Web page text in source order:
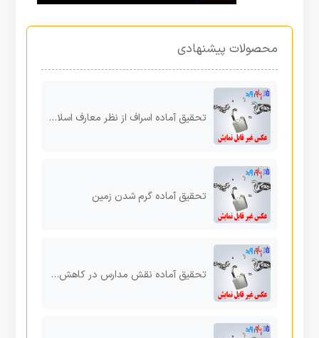
محصولات پیشنهادی
تحقیق آماده اسراف از نظر معارف اسلامی
تحقیق آماده گرم شدن زمین
تحقیق آماده نقش مدارس در کاهش ناهنجاریها و جرایم دانش آموزان